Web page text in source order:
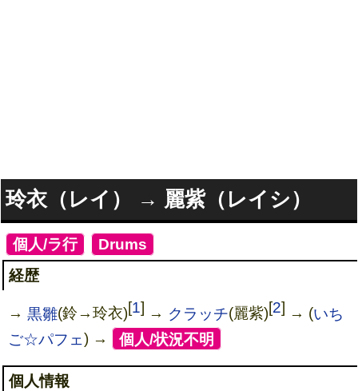
玲衣（レイ） → 麗紫（レイシ）
個人/ラ行] Drums
経歴
→黒雛(鈴→玲衣)[1] → クラッチ(麗紫)[2] → (いち
ご☆パフェ) → [個人/状況不明
個人情報